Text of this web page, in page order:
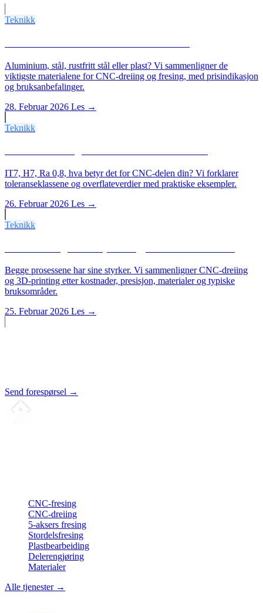
Teknikk
Aluminium, stål, rustfritt stål eller plast? Vi sammenligner de
viktigste materialene for CNC-dreiing og fresing, med prisindikasjon
og bruksanbefalinger.
28. Februar 2026 Les →
Teknikk
IT7, H7, Ra 0,8, hva betyr det for CNC-delen din? Vi forklarer
toleranseklassene og overflateverdier med praktiske eksempler.
26. Februar 2026 Les →
Teknikk
Begge prosessene har sine styrker. Vi sammenligner CNC-dreiing
og 3D-printing etter kostnader, presisjon, materialer og typiske
bruksområder.
25. Februar 2026 Les →
Send forespørsel →
CNC-fresing
CNC-dreiing
5-aksers fresing
Stordelsfresing
Plastbearbeiding
Delerengjøring
Materialer
Alle tjenester →